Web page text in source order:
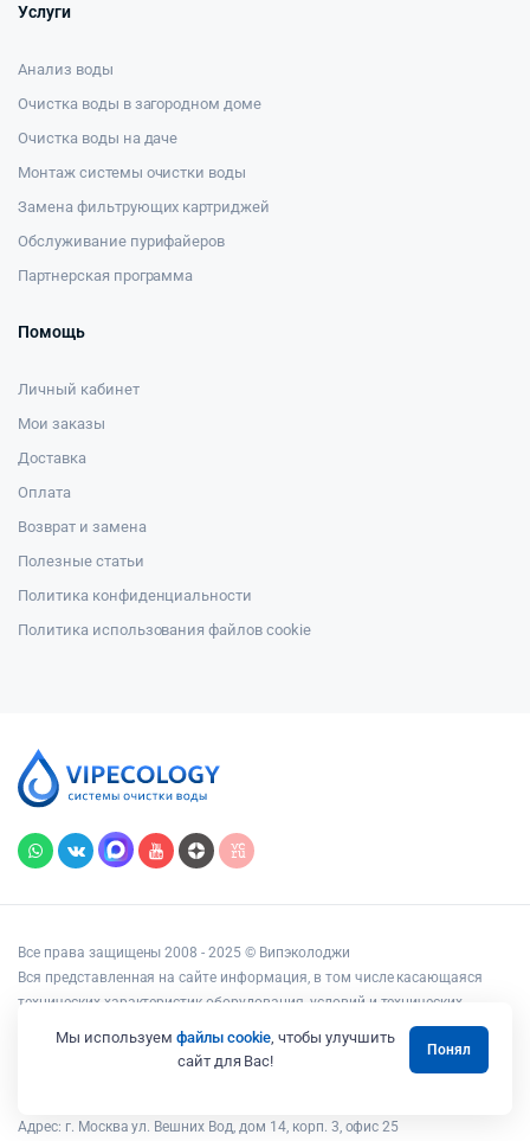
Услуги
Анализ воды
Очистка воды в загородном доме
Очистка воды на даче
Монтаж системы очистки воды
Замена фильтрующих картриджей
Обслуживание пурифайеров
Партнерская программа
Помощь
Личный кабинет
Мои заказы
Доставка
Оплата
Возврат и замена
Полезные статьи
Политика конфиденциальности
Политика использования файлов cookie
Все права защищены 2008 - 2025 © Випэколоджи
Вся представленная на сайте информация, в том числе касающаяся
технических характеристик оборудования, условий и технических
возможностей подключения, наличия на складе, стоимости товаров и
услуг, носит информационный характер и ни при каких условиях не
является публичной офертой, определяемой положениями статьи 437
Адрес: г. Москва ул. Вешних Вод, дом 14, корп. 3, офис 25
Мы используем файлы cookie, чтобы улучшить
сайт для Вас!
Понял